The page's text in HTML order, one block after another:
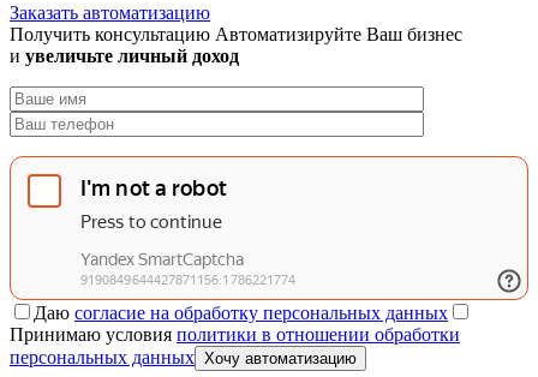
Заказать автоматизацию
Получить консультацию Автоматизируйте Ваш бизнес
и увеличьте личный доход
Даю согласие на обработку персональных данных
Принимаю условия политики в отношении обработки
персональных данных Хочу автоматизацию